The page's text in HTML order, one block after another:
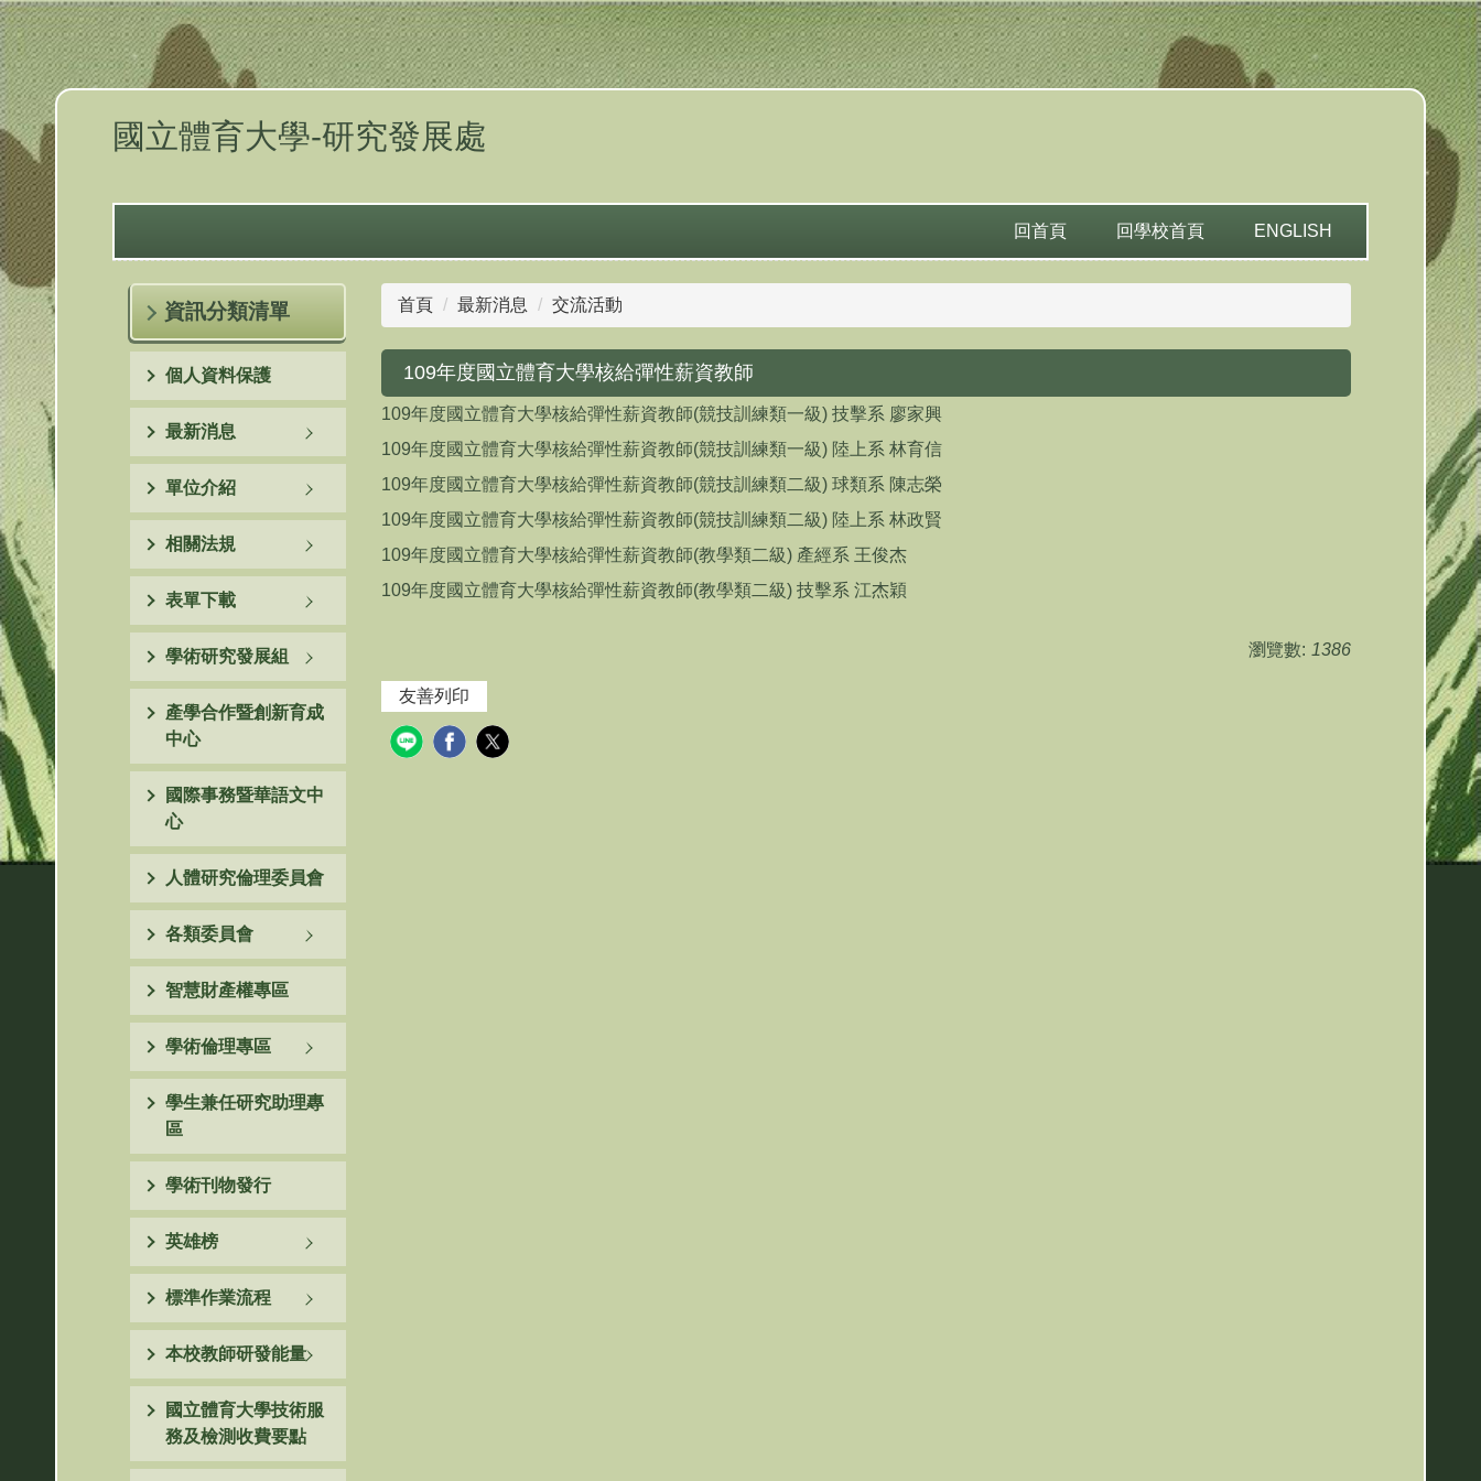
跳
到
主
要
內
容
區
國立體育大學-研究發展處
回首頁 回學校首頁 ENGLISH
資訊分類清單
個人資料保護
最新消息
單位介紹
相關法規
表單下載
學術研究發展組
產學合作暨創新育成
中心
國際事務暨華語文中
心
人體研究倫理委員會
各類委員會
智慧財產權專區
學術倫理專區
學生兼任研究助理專
區
學術刊物發行
英雄榜
標準作業流程
本校教師研發能量
國立體育大學技術服
務及檢測收費要點
首頁 最新消息 交流活動
109年度國立體育大學核給彈性薪資教師
109年度國立體育大學核給彈性薪資教師(競技訓練類一級) 技擊系 廖家興
109年度國立體育大學核給彈性薪資教師(競技訓練類一級) 陸上系 林育信
109年度國立體育大學核給彈性薪資教師(競技訓練類二級) 球類系 陳志榮
109年度國立體育大學核給彈性薪資教師(競技訓練類二級) 陸上系 林政賢
109年度國立體育大學核給彈性薪資教師(教學類二級) 產經系 王俊杰
109年度國立體育大學核給彈性薪資教師(教學類二級) 技擊系 江杰穎
瀏覽數: 1386
友善列印